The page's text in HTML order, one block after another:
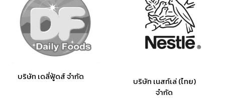
บริษัท เดลี่ฟู้ดส์ จำกัด
บริษัท เนสท์เล่ (ไทย)
จำกัด